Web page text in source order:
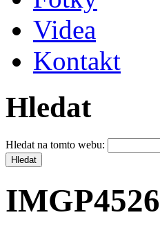
Videa
Kontakt
Hledat
Hledat na tomto webu:
IMGP4526